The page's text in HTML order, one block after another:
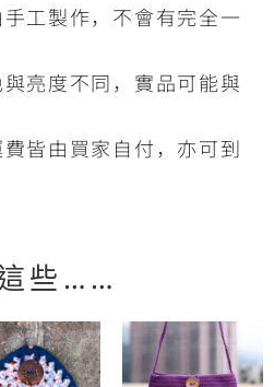
工製作，不會有完全一
亮度不同，實品可能與
皆由買家自付，亦可到
些……